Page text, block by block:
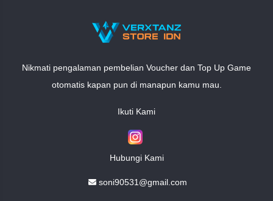
Nikmati pengalaman pembelian Voucher dan Top Up Game
otomatis kapan pun di manapun kamu mau.
Ikuti Kami
Hubungi Kami
soni90531@gmail.com